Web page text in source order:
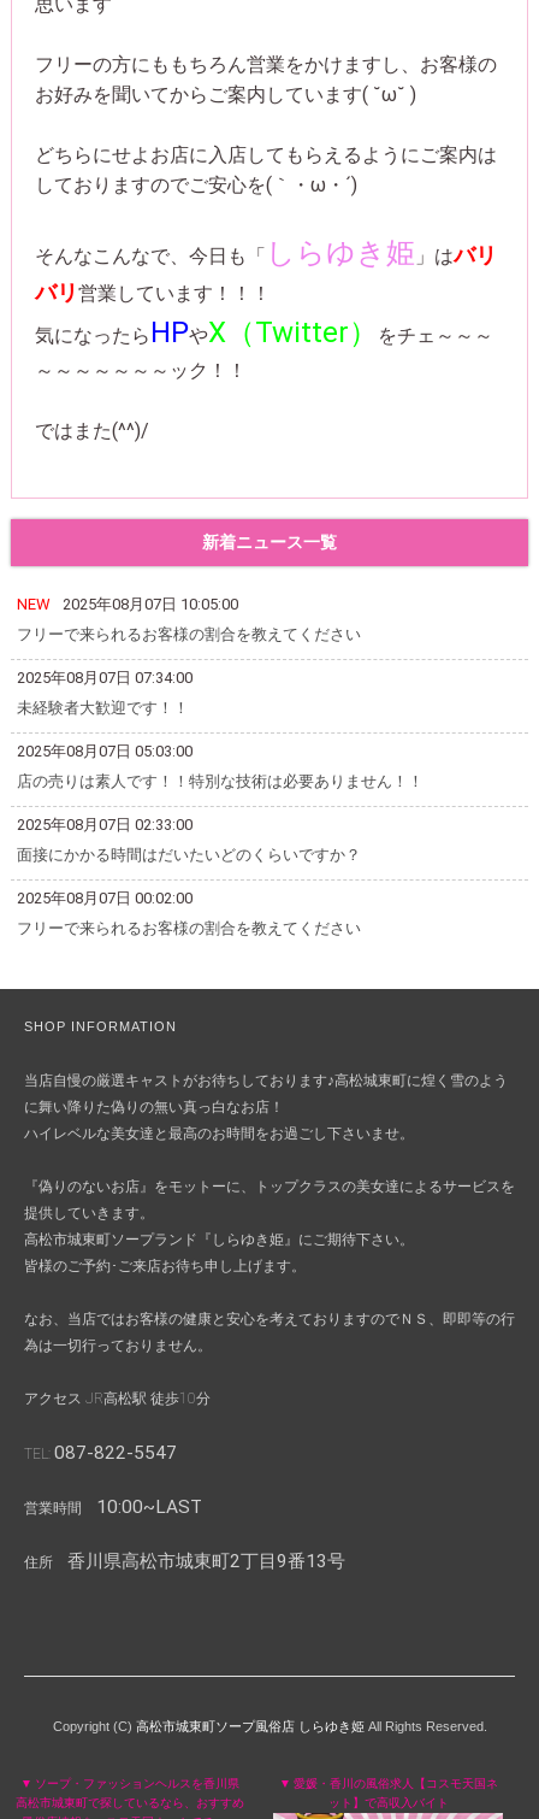
思います
フリーの方にももちろん営業をかけますし、お客様の
お好みを聞いてからご案内しています( ˘ω˘ )
どちらにせよお店に入店してもらえるようにご案内は
しておりますのでご安心を(｀・ω・´)
そんなこんなで、今日も「 しらゆき姫 」はバリ
バリ 営業しています！！！
気になったら HPやX（Twitter）
をチェ～～～
～～～～～～～ック！！
ではまた(^^)/
新着ニュース一覧
フリーで来られるお客様の割合を教えてください
2025年08月07日 10:05:00
未経験者大歓迎です！！
2025年08月07日 07:34:00
店の売りは素人です！！特別な技術は必要ありません！！
2025年08月07日 05:03:00
面接にかかる時間はだいたいどのくらいですか？
2025年08月07日 02:33:00
フリーで来られるお客様の割合を教えてください
2025年08月07日 00:02:00
SHOP INFORMATION
当店自慢の厳選キャストがお待ちしております♪高松城東町に煌く雪のよう
に舞い降りた偽りの無い真っ白なお店！
ハイレベルな美女達と最高のお時間をお過ごし下さいませ。
『偽りのないお店』をモットーに、トップクラスの美女達によるサービスを
提供していきます。
高松市城東町ソープランド『しらゆき姫』にご期待下さい。
皆様のご予約･ご来店お待ち申し上げます。
なお、当店ではお客様の健康と安心を考えておりますのでＮＳ、即即等の行
為は一切行っておりません。
アクセス JR高松駅 徒歩10分
TEL: 087-822-5547
営業時間 10:00~LAST
住所 香川県高松市城東町2丁目9番13号
Copyright (C) 高松市城東町ソープ風俗店 しらゆき姫All Rights Reserved.
▼ ソープ・ファッションヘルスを香川県
高松市城東町で探しているなら、おすすめ
▼ 愛媛・香川の風俗求人【コスモ天国ネ
ット】で高収入バイト